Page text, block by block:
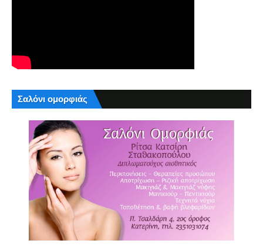
Σαλόνι ομορφιάς